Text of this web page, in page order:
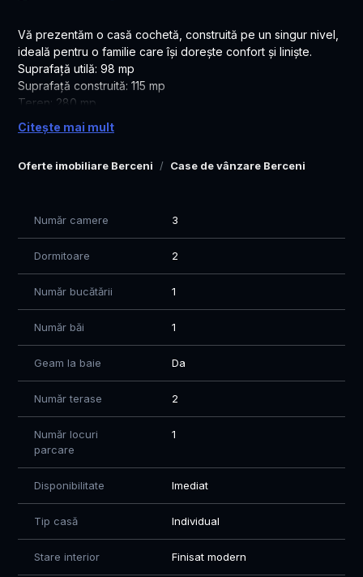
Oferte imobiliare Berceni Case de vânzare Berceni
Vă prezentăm o casă cochetă, construită pe un singur nivel,
ideală pentru o familie care își dorește confort și liniște.
Suprafață utilă: 98 mp
Suprafață construită: 115 mp
Teren: 280 mp
Regim de înălțime: Parter
Locuința se vinde exact ca în fotografii, complet mobilată și
Bucătăria este echipată cu electrocasnice, inclusiv:
O proprietate practică și primitoare, perfectă atât pentru
locuit, cât și pentru investiție.
vizionări, nu ezitați să mă contactați!
Citește mai mult
Număr camere 3
Dormitoare 2
Număr bucătării 1
Număr băi 1
Geam la baie Da
Număr terase 2
Număr locuri
parcare
1
Disponibilitate Imediat
Tip casă Individual
Stare interior Finisat modern